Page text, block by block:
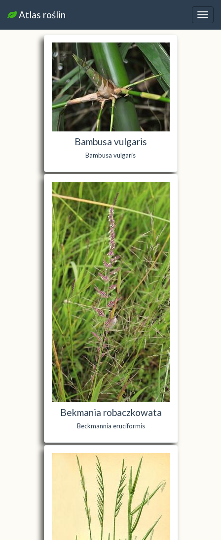
Atlas roślin
Bambusa vulgaris
Bambusa vulgaris
Bekmania robaczkowata
Beckmannia eruciformis